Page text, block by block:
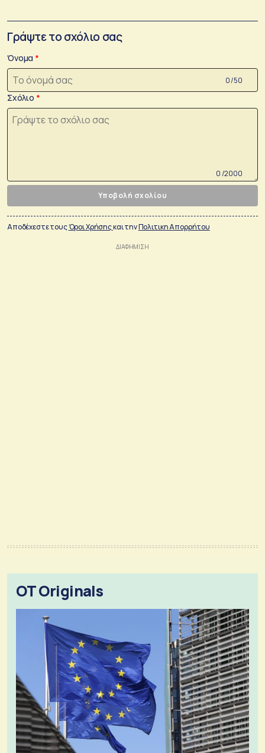
Γράψτε το σχόλιο σας
Όνομα
0 /50
Σχόλιο
0 /2000
Υποβολή σχολίου
Αποδέχεστε τουςΌροι Χρήσηςκαι τηνΠολιτικη Απορρήτου
OT Originals